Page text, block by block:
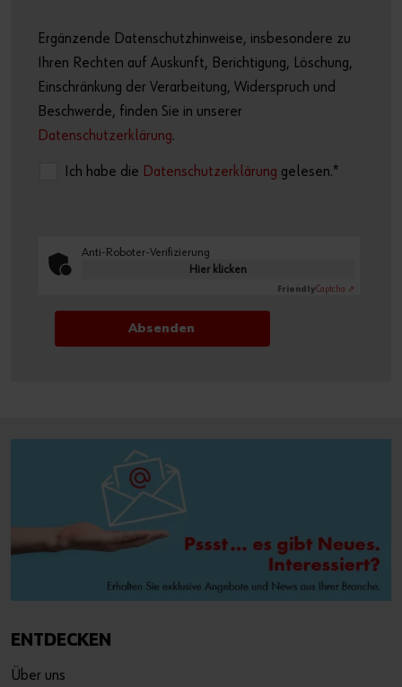
Ergänzende Datenschutzhinweise, insbesondere zu
Ihren Rechten auf Auskunft, Berichtigung, Löschung,
Einschränkung der Verarbeitung, Widerspruch und
Beschwerde, finden Sie in unserer
Datenschutzerklärung.
Ich habe die Datenschutzerklärung gelesen.*
Anti-Roboter-Verifizierung
Hier klicken
FriendlyCaptcha ⇗
ENTDECKEN
Über uns